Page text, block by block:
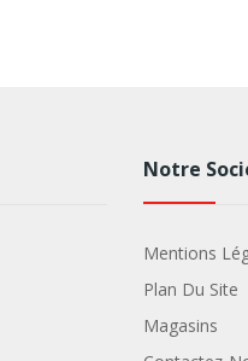
Notre
Mentions
Plan Du Site
Magasins